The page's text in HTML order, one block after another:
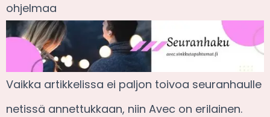
ohjelmaa
Vaikka artikkelissa ei paljon toivoa seuranhaulle
netissä annettukkaan, niin Avec on erilainen.